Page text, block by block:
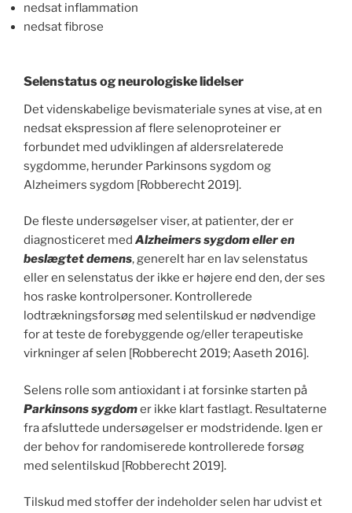
nedsat inflammation
nedsat fibrose
Selenstatus og neurologiske lidelser
Det videnskabelige bevismateriale synes at vise, at en
nedsat ekspression af flere selenoproteiner er
forbundet med udviklingen af aldersrelaterede
sygdomme, herunder Parkinsons sygdom og
Alzheimers sygdom [Robberecht 2019].
De fleste undersøgelser viser, at patienter, der er
diagnosticeret med Alzheimers sygdom eller en
beslægtet demens, generelt har en lav selenstatus
eller en selenstatus der ikke er højere end den, der ses
hos raske kontrolpersoner. Kontrollerede
lodtrækningsforsøg med selentilskud er nødvendige
for at teste de forebyggende og/eller terapeutiske
virkninger af selen [Robberecht 2019; Aaseth 2016].
Selens rolle som antioxidant i at forsinke starten på
Parkinsons sygdomer ikke klart fastlagt. Resultaterne
fra afsluttede undersøgelser er modstridende. Igen er
der behov for randomiserede kontrollerede forsøg
med selentilskud [Robberecht 2019].
Tilskud med stoffer der indeholder selen har udvist et